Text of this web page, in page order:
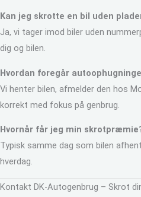
Kan jeg skrotte en bil uden
Ja, vi tager imod biler uden
dig og bilen.
Hvordan foregår
Vi henter bilen, afmelder den hos
korrekt med fokus på genbrug.
Hvornår får jeg min
Typisk samme dag som bilen
hverdag.
Kontakt DK-Autogenbrug – Skrot